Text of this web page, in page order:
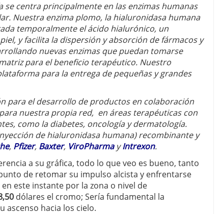
se centra principalmente en las enzimas humanas
Nuestra enzima plomo, la hialuronidasa humana
temporalmente el ácido hialurónico, un
y facilita la dispersión y absorción de fármacos y
nuevas enzimas que puedan tomarse
para el beneficio terapéutico. Nuestro
para la entrega de pequeñas y grandes
para el desarrollo de productos en colaboración
nuestra propia red, en áreas terapéuticas con
como la diabetes, oncología y dermatología.
de hialuronidasa humana) recombinante y
, Pfizer, Baxter, ViroPharmayIntrexon.
a su gráfica, todo lo que veo es bueno, tanto
de retomar su impulso alcista y enfrentarse
este instante por la zona o nivel de
dólares el cromo; Sería fundamental la
ascenso hacia los cielo.